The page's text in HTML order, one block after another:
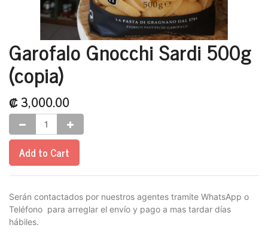
Garofalo Gnocchi Sardi 500g
(copia)
₡3,000.00
Add to Cart
Serán contactados por nuestros agentes tramite WhatsApp o
Teléfono para arreglar el envío y pago a mas tardar días
hábiles.